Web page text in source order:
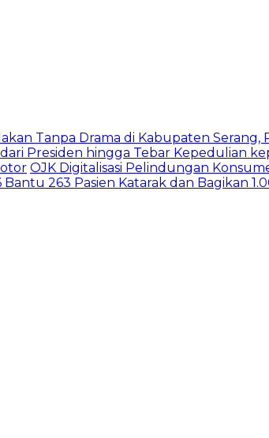
Tanpa Drama di Kabupaten
Presiden hingga Tebar Kepedulian
OJK Digitalisasi Pelindungan
263 Pasien Katarak dan Bagikan